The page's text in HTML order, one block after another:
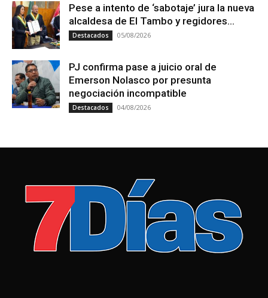
Pese a intento de ‘sabotaje’ jura la nueva
alcaldesa de El Tambo y regidores...
Destacados 05/08/2026
PJ confirma pase a juicio oral de
Emerson Nolasco por presunta
negociación incompatible
Destacados 04/08/2026